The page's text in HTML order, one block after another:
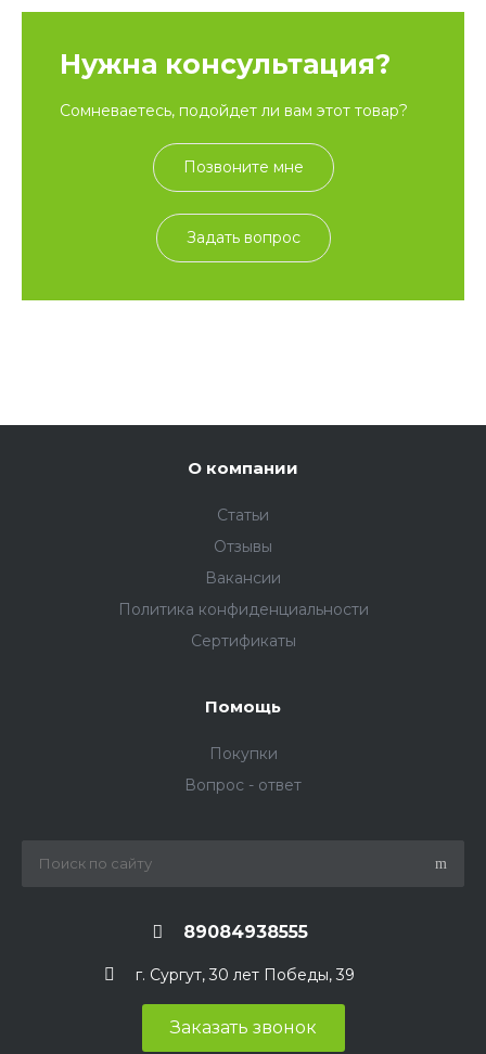
Нужна консультация?
Сомневаетесь, подойдет ли вам этот товар?
Позвоните мне
Задать вопрос
О компании
Статьи
Отзывы
Вакансии
Политика конфиденциальности
Сертификаты
Помощь
Покупки
Вопрос - ответ
89084938555
г. Сургут, 30 лет Победы, 39
Заказать звонок